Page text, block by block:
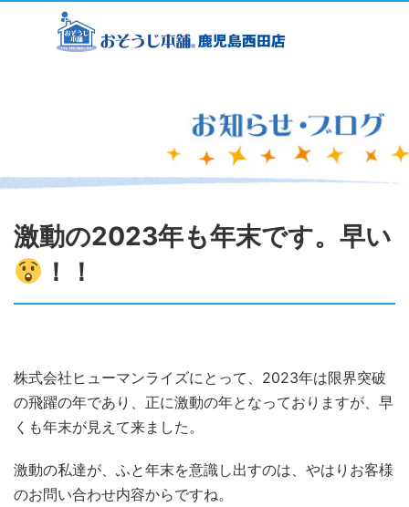
激動の2023年も年末です。早い
！！
株式会社ヒューマンライズにとって、2023年は限界突破
の飛躍の年であり、正に激動の年となっておりますが、早
くも年末が見えて来ました。
激動の私達が、ふと年末を意識し出すのは、やはりお客様
のお問い合わせ内容からですね。